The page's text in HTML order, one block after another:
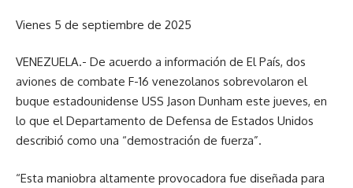
Vienes 5 de septiembre de 2025
VENEZUELA.- De acuerdo a información de El País, dos
aviones de combate F-16 venezolanos sobrevolaron el
buque estadounidense USS Jason Dunham este jueves, en
lo que el Departamento de Defensa de Estados Unidos
describió como una “demostración de fuerza”.
“Esta maniobra altamente provocadora fue diseñada para